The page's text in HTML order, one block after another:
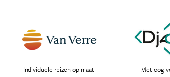
Individuele reizen op maat Met oog